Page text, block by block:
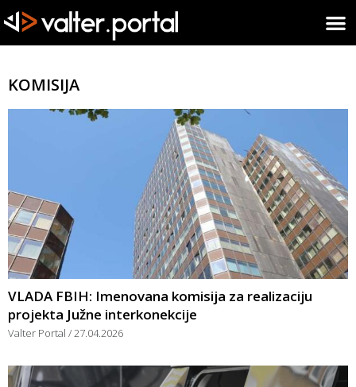
KOMISIJA
VLADA FBIH: Imenovana komisija za realizaciju
projekta Južne interkonekcije
Valter Portal 27.04.2026